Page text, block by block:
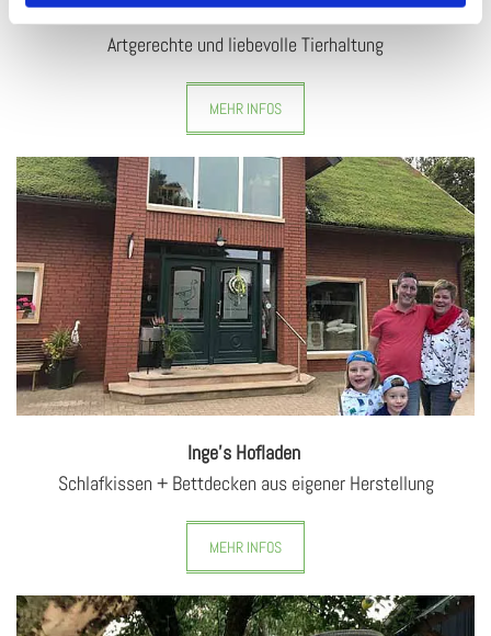
Kükenzucht + Gänsehof
Artgerechte und liebevolle Tierhaltung
MEHR INFOS
Inge's Hofladen
Schlafkissen + Bettdecken aus eigener Herstellung
MEHR INFOS